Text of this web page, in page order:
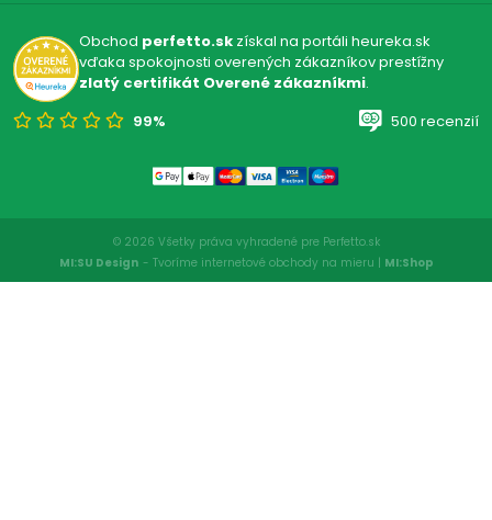
Obchod perfetto.skzískal na portáli heureka.sk
vďaka spokojnosti overených zákazníkov prestížny
zlatý certifikát Overené zákazníkmi.
99%
500 recenzií
© 2026 Všetky práva vyhradené pre Perfetto.sk
MI:SU Design - Tvoríme internetové obchody na mieru | MI:Shop